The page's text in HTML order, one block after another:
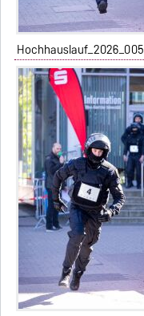
Hochhauslauf_2026_005